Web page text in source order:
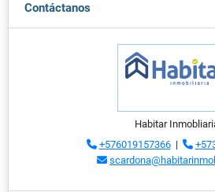
Contáctanos
Habitar
+576019157366|